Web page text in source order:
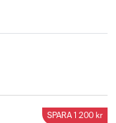
SPARA 1 200 kr